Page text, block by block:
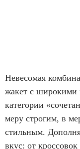
Невесомая
жакет с широкими
категории
меру строгим, в
стильным.
вкус: от